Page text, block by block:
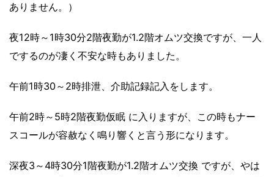
ありません。）
夜12時～1時30分2階夜勤が1.2階オムツ交換ですが、一人
でするのが凄く不安な時もありました。
午前1時30～2時排泄、介助記録記入をします。
午前2時～5時2階夜勤仮眠 に入りますが、この時もナー
スコールが容赦なく鳴り響くと言う形になります。
深夜3～4時30分1階夜勤が1.2階オムツ交換 ですが、やは